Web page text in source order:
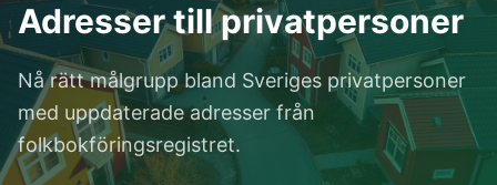
Adresser till privatpersoner
Nå rätt målgrupp bland Sveriges privatpersoner
med uppdaterade adresser från
folkbokföringsregistret.